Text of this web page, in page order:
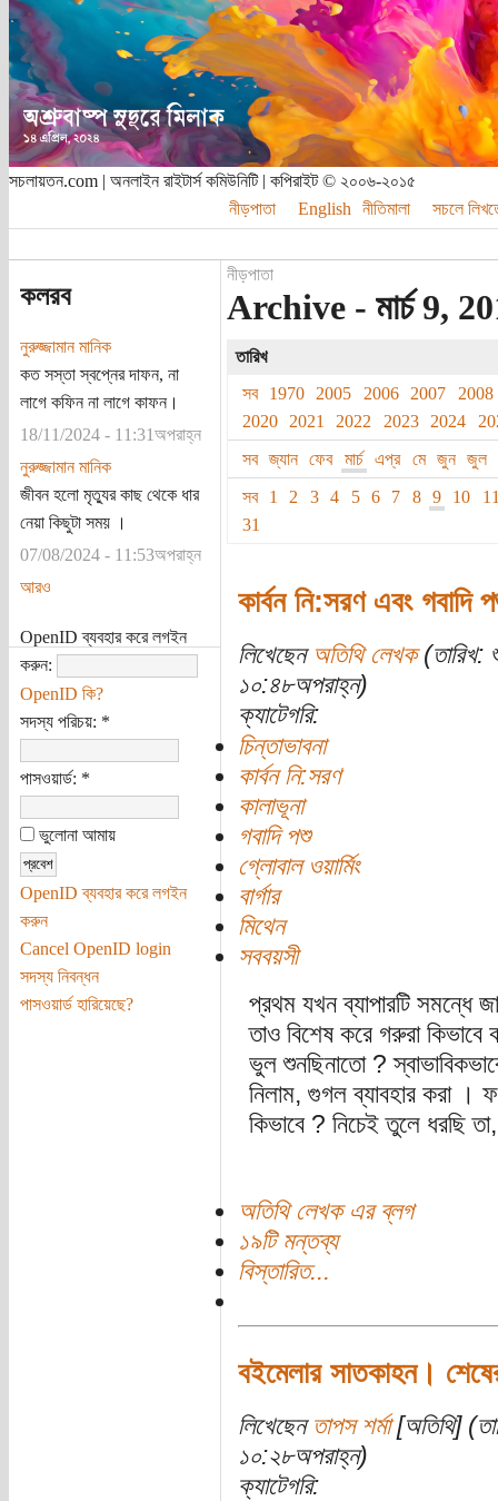
সচলায়তন.com | অনলাইন রাইটার্স কমিউনিটি | কপিরাইট © ২০০৬-২০১৫
নীড়পাতা
English নীতিমালা সচলে
কলরব
নুরুজ্জামান মানিক
কত সস্তা স্বপ্নের দাফন, না
লাগে কফিন না লাগে কাফন।
18/11/2024 - 11:31অপরাহ্ন
নুরুজ্জামান মানিক
জীবন হলো মৃত্যুর কাছ থেকে ধার
নেয়া কিছুটা সময় ।
07/08/2024 - 11:53অপরাহ্ন
আরও
OpenID ব্যবহার করে লগইন
করুন:
OpenID কি?
সদস্য পরিচয়: *
পাসওয়ার্ড: *
ভুলোনা আমায়
OpenID ব্যবহার করে লগইন
করুন
Cancel OpenID login
সদস্য নিবন্ধন
পাসওয়ার্ড হারিয়েছে?
নীড়পাতা
Archive - মার্চ 9,
তারিখ
সব
1970 2005 2006 2007
2008
2020
2021 2022 2023 2024
সব
জ্যান ফেব মার্চ এপ্র মে জুন
জুল
সব
1 2 3 4 5 6 7 8 9 10
31
কার্বন নি:সরণ এবং গবাদি
লিখেছেন অতিথি লেখক(তারিখ:
১০:৪৮অপরাহ্ন)
ক্যাটেগরি:
চিন্তাভাবনা
কার্বন নি:সরণ
কালাভূনা
গবাদি পশু
গ্লোবাল ওয়ার্মিং
বার্গার
মিথেন
সববয়সী
প্রথম যখন ব্যাপারটি সমন্ধে
তাও বিশেষ করে গরুরা কিভাবে
ভুল শুনছিনাতো ?
নিলাম, গুগল ব্যাবহার করা ।
কিভাবে ? নিচেই তুলে ধরছি
অতিথি লেখক এর ব্লগ
১৯টি মন্তব্য
বিস্তারিত...
বইমেলার সাতকাহন।
লিখেছেন তাপস শর্মা[অতিথি]
১০:২৮অপরাহ্ন)
ক্যাটেগরি: